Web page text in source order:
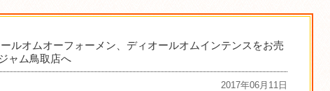
ルオムオーフォーメン、ディオールオムインテンスをお売
ャム鳥取店へ
2017年06月11日